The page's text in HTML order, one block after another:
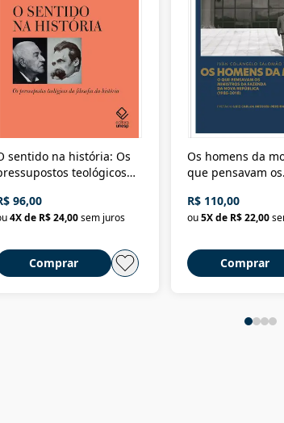
sentido na história: Os
teológicos
96,00
4X de R$ 24,00sem juros
Comprar
Os homens da
que pensavam os
Nova República
2018)
R$ 110,00
ou5X de R$ 22,00
Comprar